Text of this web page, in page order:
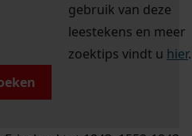
gebruik van deze
leestekens en meer
zoektips vindt u hier.